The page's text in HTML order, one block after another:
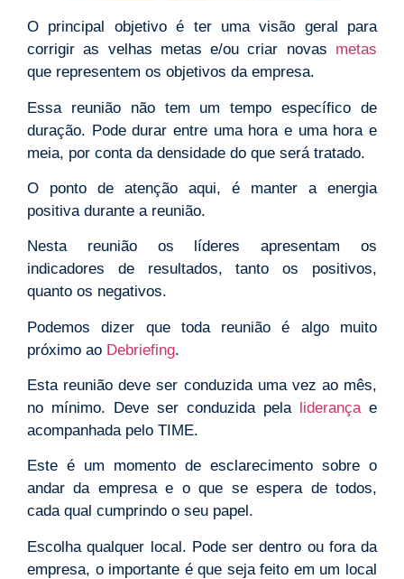
O principal objetivo é ter uma visão geral para
corrigir as velhas metas e/ou criar novas metas
que representem os objetivos da empresa.
Essa reunião não tem um tempo específico de
duração. Pode durar entre uma hora e uma hora e
meia, por conta da densidade do que será tratado.
O ponto de atenção aqui, é manter a energia
positiva durante a reunião.
Nesta reunião os líderes apresentam os
indicadores de resultados, tanto os positivos,
quanto os negativos.
Podemos dizer que toda reunião é algo muito
próximo ao Debriefing.
Esta reunião deve ser conduzida uma vez ao mês,
no mínimo. Deve ser conduzida pela liderançae
acompanhada pelo TIME.
Este é um momento de esclarecimento sobre o
andar da empresa e o que se espera de todos,
cada qual cumprindo o seu papel.
Escolha qualquer local. Pode ser dentro ou fora da
empresa, o importante é que seja feito em um local